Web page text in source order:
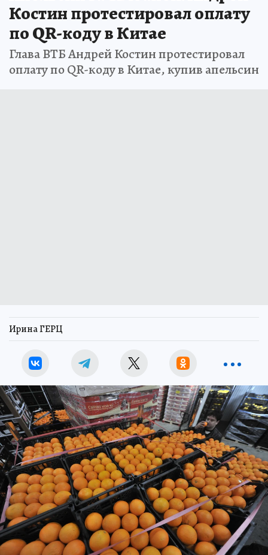
Костин протестировал оплату
по QR-коду в Китае
Глава ВТБ Андрей Костин протестировал
оплату по QR-коду в Китае, купив апельсин
Ирина ГЕРЦ